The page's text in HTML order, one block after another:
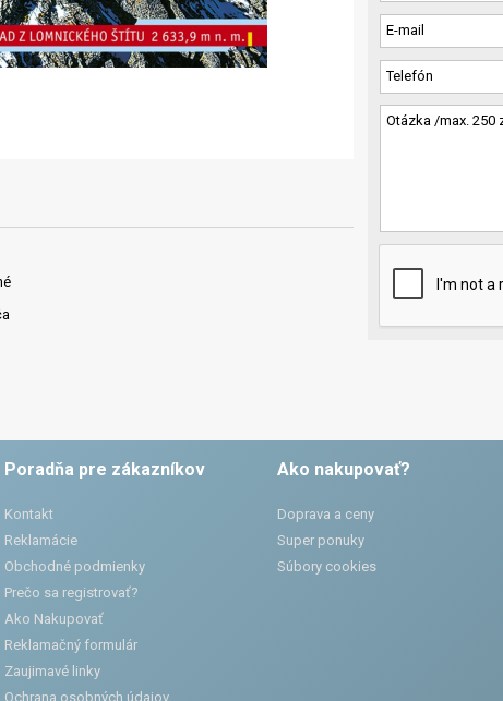
Poradňa pre zákazníkov
Kontakt
Reklamácie
Obchodné podmienky
Prečo sa registrovať?
Ako Nakupovať
Reklamačný formulár
Zaujimavé linky
Ochrana osobných údajov
Ako nakupovať?
Doprava a ceny
Super ponuky
Súbory cookies